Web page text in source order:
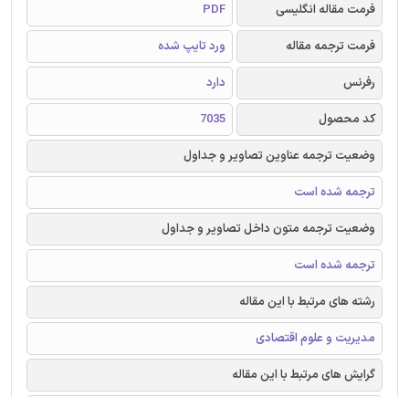
فرمت مقاله انگلیسی
PDF
فرمت ترجمه مقاله
ورد تایپ شده
رفرنس
دارد
کد محصول
7035
وضعیت ترجمه عناوین تصاویر و جداول
ترجمه شده است
وضعیت ترجمه متون داخل تصاویر و جداول
ترجمه شده است
رشته های مرتبط با این مقاله
مدیریت و علوم اقتصادی
گرایش های مرتبط با این مقاله